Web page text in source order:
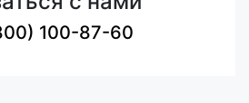
100-87-60